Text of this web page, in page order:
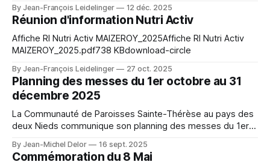
Planning_Nutri-activ-MAIZEROY-2026-1Planning_Nutri-activ-
MAIZEROY-2026-1.pdf128 KBdownload-circle
By Jean-François Leidelinger 12 déc. 2025
Réunion d'information Nutri Activ
Affiche RI Nutri Activ MAIZEROY_2025Affiche RI Nutri Activ
MAIZEROY_2025.pdf738 KBdownload-circle
By Jean-François Leidelinger 27 oct. 2025
Planning des messes du 1er octobre au 31
décembre 2025
La Communauté de Paroisses Sainte-Thérèse au pays des
deux Nieds communique son planning des messes du 1er
messes-octobre-a-decembre20250910-Planning-des-
messes-octobre-a-decembre.pdf116 KBdownload-circle
By Jean-Michel Delor 16 sept. 2025
Commémoration du 8 Mai